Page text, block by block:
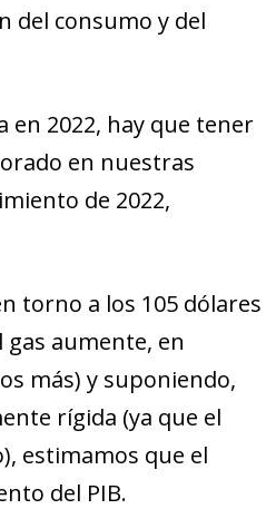
del consumo y del
en 2022, hay que tener
en nuestras
de 2022,
torno a los 105 dólares
aumente, en
más) y suponiendo,
rígida (ya que el
estimamos que el
del PIB.